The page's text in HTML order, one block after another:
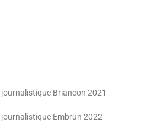
Briançon 2021
Embrun 2022